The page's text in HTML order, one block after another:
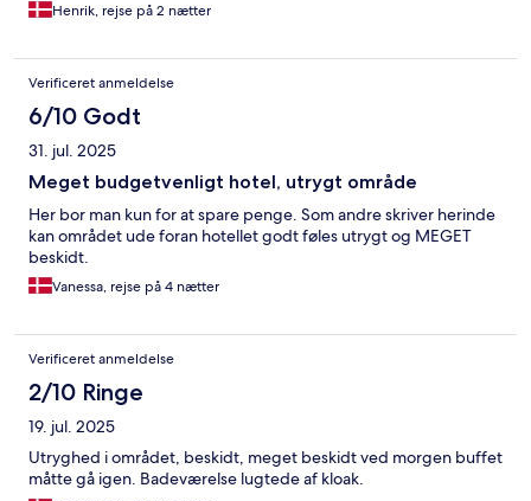
Henrik, rejse på 2 nætter
Verificeret anmeldelse
6/10 Godt
31. jul. 2025
Meget budgetvenligt hotel, utrygt område
Her bor man kun for at spare penge. Som andre skriver herinde
kan området ude foran hotellet godt føles utrygt og MEGET
beskidt.
Vanessa, rejse på 4 nætter
Verificeret anmeldelse
2/10 Ringe
19. jul. 2025
Utryghed i området, beskidt, meget beskidt ved morgen buffet
måtte gå igen. Badeværelse lugtede af kloak.